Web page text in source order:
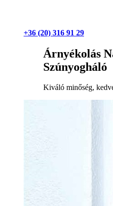
+36 (20) 316 91 29
Árnyékolás
Szúnyogháló
Kiváló minőség,